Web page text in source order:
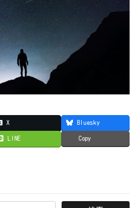
X Bluesky
LINE Copy